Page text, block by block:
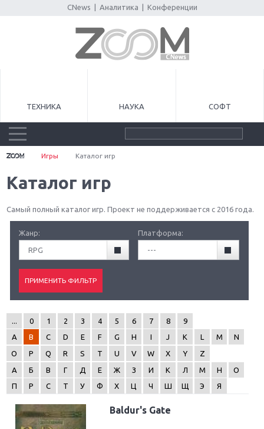
CNews Аналитика Конференции
ТЕХНИКА НАУКА СОФТ
Игры Каталог игр
Каталог игр
Самый полный каталог игр. Проект не поддерживается с 2016 года.
Жанр:
RPG
Платформа:
---
0 1 2 3 4 5 6 7 8
9
A
B C D E F G H I J K L M
N
O
P Q R S T U V W X Y
Z
А
Б В Г Д Е Ж З И К Л М Н
О
П
Р С Т У Ф Х Ц Ч Ш Щ Э Я
Baldur's Gate